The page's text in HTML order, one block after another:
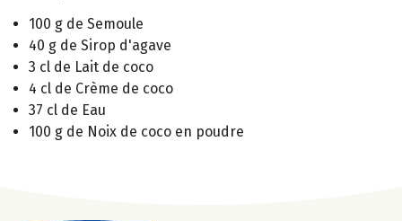
100 g de Semoule
40 g de Sirop d'agave
3 cl de Lait de coco
4 cl de Crème de coco
37 cl de Eau
100 g de Noix de coco en poudre